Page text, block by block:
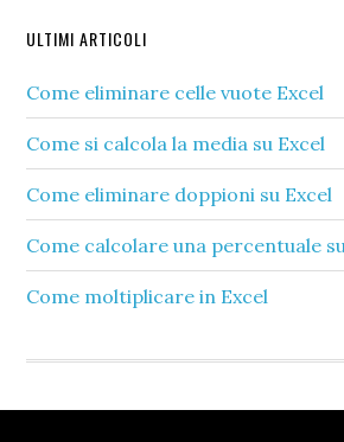
ULTIMI ARTICOLI
Come eliminare celle vuote Excel​
Come si calcola la media su Excel​
Come eliminare doppioni su Excel​
Come calcolare una percentuale
Come moltiplicare in Excel​